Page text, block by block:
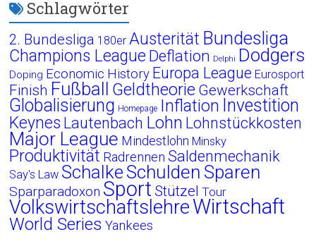
Schlagwörter
2. Bundesliga 180er Austerität Bundesliga
Champions League Deflation Delphi Dodgers
Doping Economic History Europa League Eurosport
Finish Fußball Geldtheorie Gewerkschaft
Globalisierung Homepage Inflation Investition
Keynes Lautenbach Lohn Lohnstückkosten
Major League Mindestlohn Minsky
Produktivität Radrennen Saldenmechanik
Say's Law Schalke Schulden Sparen
Sparparadoxon Sport Stützel Tour
VolkswirtschaftslehreWirtschaft
World Series Yankees